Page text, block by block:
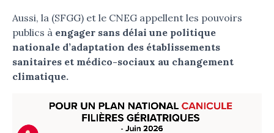
Aussi, la (SFGG) et le CNEG appellent les pouvoirs
publics à engager sans délai une politique
nationale d’adaptation des établissements
sanitaires et médico-sociaux au changement
climatique.